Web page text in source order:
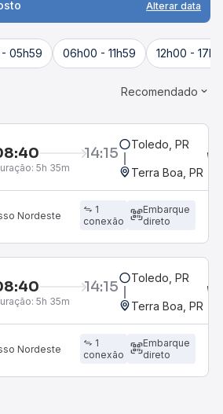
Alterar data
05h59 06h00 - 11h59 12h00 -
Recomendado
14:15
5h 35m
Toledo, PR
Terra Boa, PR
Nordeste
1
conexão
Embarque
direto
14:15
5h 35m
Toledo, PR
Terra Boa, PR
Nordeste
1
conexão
Embarque
direto